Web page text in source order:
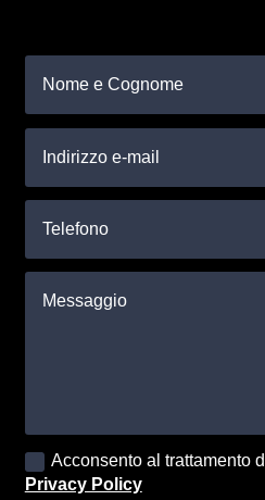
Acconsento al trattamento
Privacy Policy